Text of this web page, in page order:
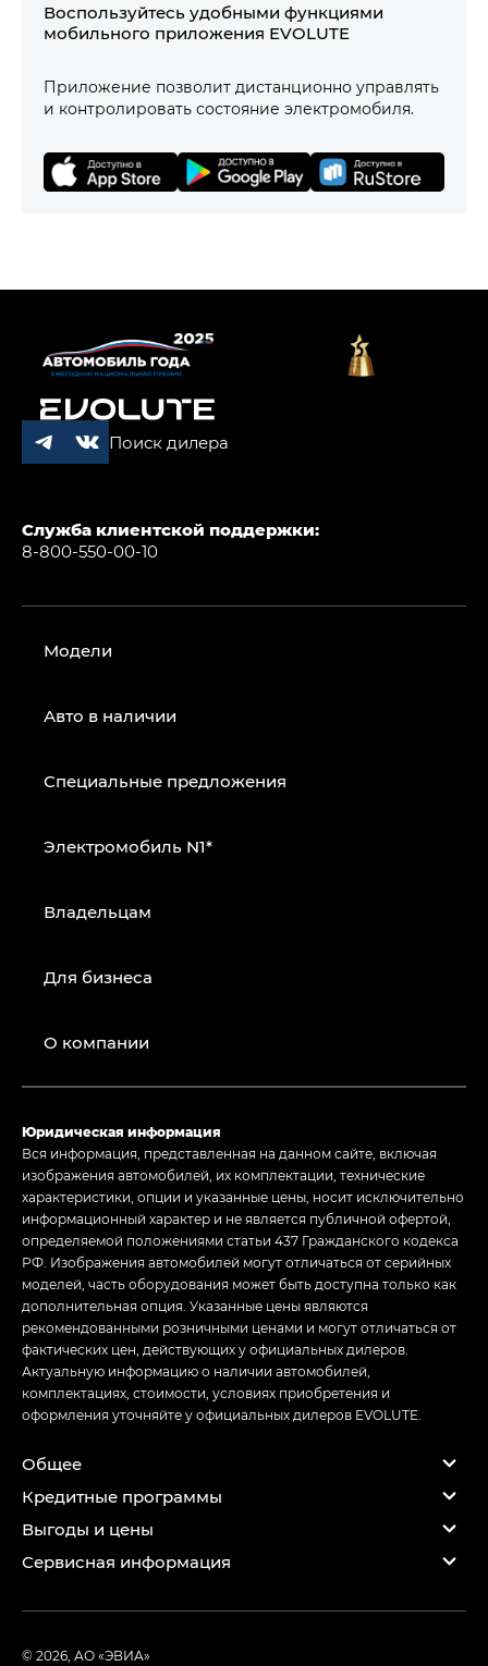
Воспользуйтесь удобными функциями
мобильного приложения EVOLUTE
Приложение позволит дистанционно управлять
и контролировать состояние электромобиля.
Поиск дилера
Служба клиентской поддержки:
8-800-550-00-10
Модели
Авто в наличии
Специальные предложения
Электромобиль N1*
Владельцам
Для бизнеса
О компании
Юридическая информация
Вся информация, представленная на данном сайте, включая
изображения автомобилей, их комплектации, технические
характеристики, опции и указанные цены, носит исключительно
информационный характер и не является публичной офертой,
определяемой положениями статьи 437 Гражданского кодекса
РФ. Изображения автомобилей могут отличаться от серийных
моделей, часть оборудования может быть доступна только как
дополнительная опция. Указанные цены являются
рекомендованными розничными ценами и могут отличаться от
фактических цен, действующих у официальных дилеров.
Актуальную информацию о наличии автомобилей,
комплектациях, стоимости, условиях приобретения и
оформления уточняйте у официальных дилеров EVOLUTE.
Общее
Кредитные программы
Выгоды и цены
Сервисная информация
© 2026, АО «ЭВИА»